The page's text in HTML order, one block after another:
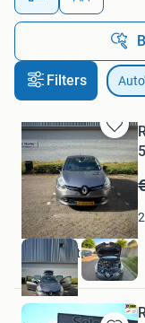
Filters
Bewaren
in
Mijn
Bauer Seiten
Goirle